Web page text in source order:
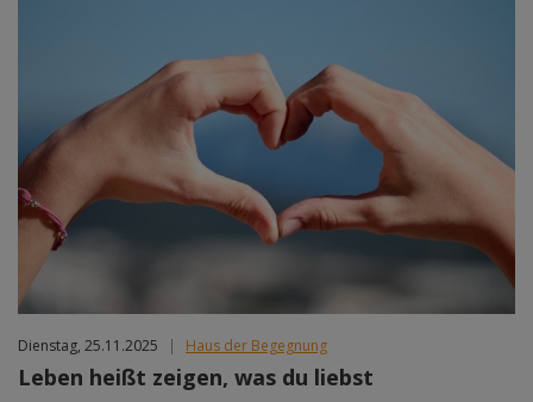
Dienstag, 25.11.2025 | Haus der Begegnung
Leben heißt zeigen, was du liebst